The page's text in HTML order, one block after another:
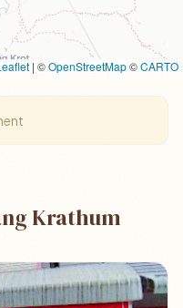
| ©OpenStreetMap©CARTO
Krathum